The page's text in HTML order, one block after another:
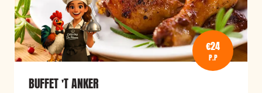
€24
P.P
BUFFET 'T ANKER